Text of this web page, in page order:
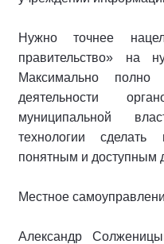
Нужно точнее
правительство» на
Максимально
деятельности
муниципальной
технологии сделать
понятным и доступным
Местное
Александр